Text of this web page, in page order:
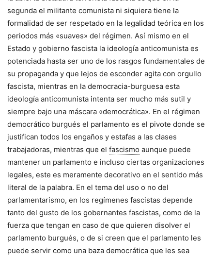
segunda el militante comunista ni siquiera tiene la
formalidad de ser respetado en la legalidad teórica en los
periodos más «suaves» del régimen. Así mismo en el
Estado y gobierno fascista la ideología anticomunista es
potenciada hasta ser uno de los rasgos fundamentales de
su propaganda y que lejos de esconder agita con orgullo
fascista, mientras en la democracia-burguesa esta
ideología anticomunista intenta ser mucho más sutil y
siempre bajo una máscara «democrática». En el régimen
democrático burgués el parlamento es el pivote donde se
justifican todos los engaños y estafas a las clases
trabajadoras, mientras que el fascismo aunque puede
mantener un parlamento e incluso ciertas organizaciones
legales, este es meramente decorativo en el sentido más
literal de la palabra. En el tema del uso o no del
parlamentarismo, en los regímenes fascistas depende
tanto del gusto de los gobernantes fascistas, como de la
fuerza que tengan en caso de que quieren disolver el
parlamento burgués, o de si creen que el parlamento les
puede servir como una baza democrática que les sea